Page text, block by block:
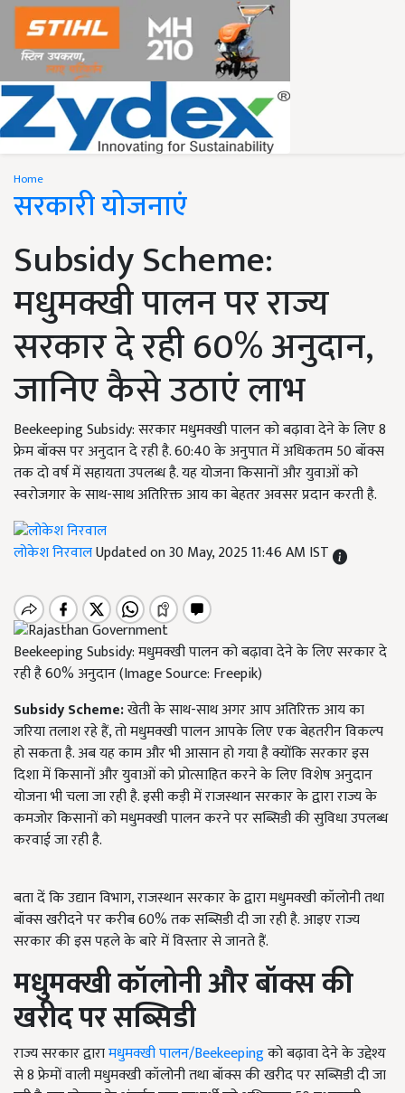
Home
सरकारी योजनाएं
Subsidy Scheme:
मधुमक्खी पालन पर राज्य
सरकार दे रही 60% अनुदान,
जानिए कैसे उठाएं लाभ
Beekeeping Subsidy: सरकार मधुमक्खी पालन को बढ़ावा देने के लिए 8
फ्रेम बॉक्स पर अनुदान दे रही है. 60:40 के अनुपात में अधिकतम 50 बॉक्स
तक दो वर्ष में सहायता उपलब्ध है. यह योजना किसानों और युवाओं को
स्वरोजगार के साथ-साथ अतिरिक्त आय का बेहतर अवसर प्रदान करती है.
लोकेश निरवालUpdated on 30 May, 2025 11:46 AM IST
Beekeeping Subsidy: मधुमक्खी पालन को बढ़ावा देने के लिए सरकार दे
रही है 60% अनुदान (Image Source: Freepik)
Subsidy Scheme:खेती के साथ-साथ अगर आप अतिरिक्त आय का
जरिया तलाश रहे हैं, तो मधुमक्खी पालन आपके लिए एक बेहतरीन विकल्प
हो सकता है. अब यह काम और भी आसान हो गया है क्योंकि सरकार इस
दिशा में किसानों और युवाओं को प्रोत्साहित करने के लिए विशेष अनुदान
योजना भी चला जा रही है. इसी कड़ी में राजस्थान सरकार के द्वारा राज्य के
कमजोर किसानों को मधुमक्खी पालन करने पर सब्सिडी की सुविधा उपलब्ध
करवाई जा रही है.
बता दें कि उद्यान विभाग, राजस्थान सरकार के द्वारा मधुमक्खी कॉलोनी तथा
बॉक्स खरीदने पर करीब 60% तक सब्सिडी दी जा रही है. आइए राज्य
सरकार की इस पहले के बारे में विस्तार से जानते हैं.
मधुमक्खी कॉलोनी और बॉक्स की
खरीद पर सब्सिडी
राज्य सरकार द्वारामधुमक्खी पालन/Beekeepingको बढ़ावा देने के उद्देश्य
से 8 फ्रेमों वाली मधुमक्खी कॉलोनी तथा बॉक्स की खरीद पर सब्सिडी दी जा